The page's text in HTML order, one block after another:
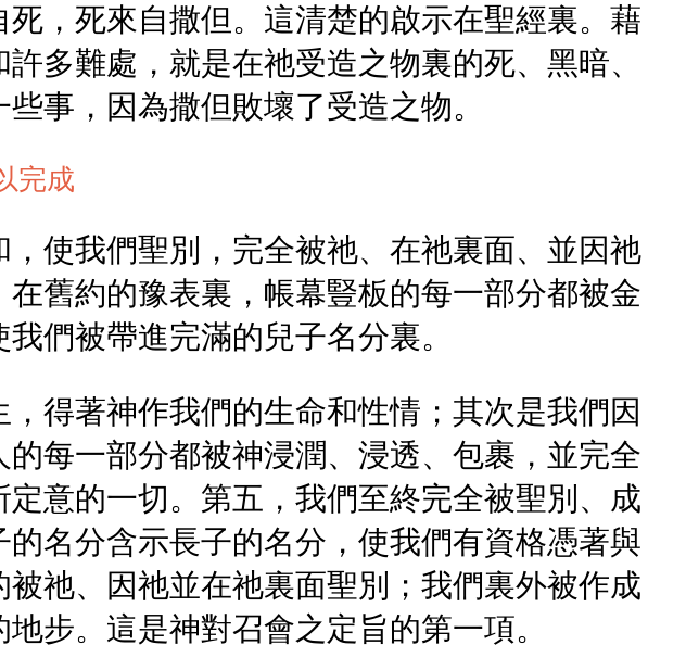
，死來自撒但。這清楚的啟示在聖經裏。藉
多難處，就是在祂受造之物裏的死、黑暗、
事，因為撒但敗壞了受造之物。
完成
使我們聖別，完全被祂、在祂裏面、並因祂
舊約的豫表裏，帳幕豎板的每一部分都被金
們被帶進完滿的兒子名分裏。
得著神作我們的生命和性情；其次是我們因
每一部分都被神浸潤、浸透、包裹，並完全
意的一切。第五，我們至終完全被聖別、成
名分含示長子的名分，使我們有資格憑著與
祂、因祂並在祂裏面聖別；我們裏外被作成
步。這是神對召會之定旨的第一項。